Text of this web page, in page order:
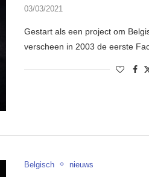
03/03/2021
Gestart als een project om
verscheen in 2003 de eerste
Belgisch nieuws